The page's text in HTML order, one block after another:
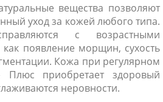
вещества позволяют
уход за кожей любого типа.
с возрастными
появление морщин, сухость
Кожа при регулярном
Плюс приобретает здоровый
неровности.